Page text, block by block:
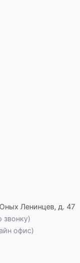
Ленинцев, д. 47
звонку)
офис)